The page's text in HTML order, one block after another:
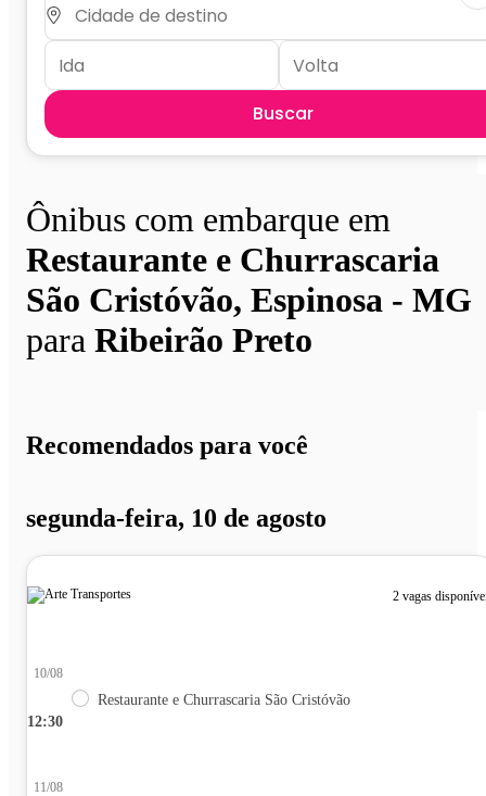
Buscar
Ônibus com embarque em
Restaurante e Churrascaria
São Cristóvão, Espinosa - MG
para Ribeirão Preto
Recomendados para você
segunda-feira, 10 de agosto
2 vagas
12:30
10/08
Restaurante e Churrascaria São Cristóvão
11/08